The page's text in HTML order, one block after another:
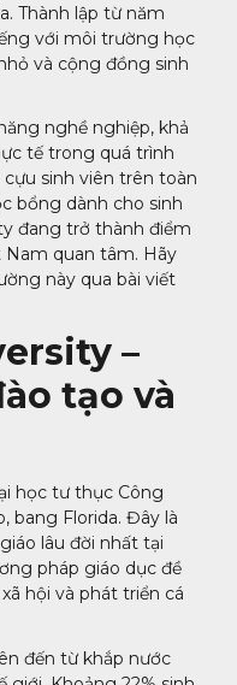
Thành lập từ năm
với môi trường học
và cộng đồng sinh
nghề nghiệp, khả
tế trong quá trình
sinh viên trên toàn
bổng dành cho sinh
đang trở thành điểm
Nam quan tâm. Hãy
này qua bài viết
–
tạo và
học tư thục Công
bang Florida. Đây là
lâu đời nhất tại
pháp giáo dục đề
hội và phát triển cá
đến từ khắp nước